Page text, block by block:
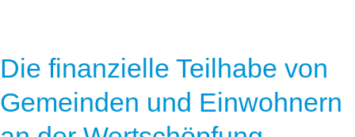
Die finanzielle Teilhabe von
Gemeinden und Einwohnern